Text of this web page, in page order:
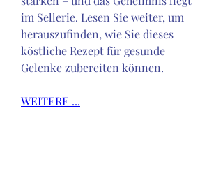
im Sellerie. Lesen Sie weiter, um
herauszufinden, wie Sie dieses
köstliche Rezept für gesunde
Gelenke zubereiten können.
WEITERE ...